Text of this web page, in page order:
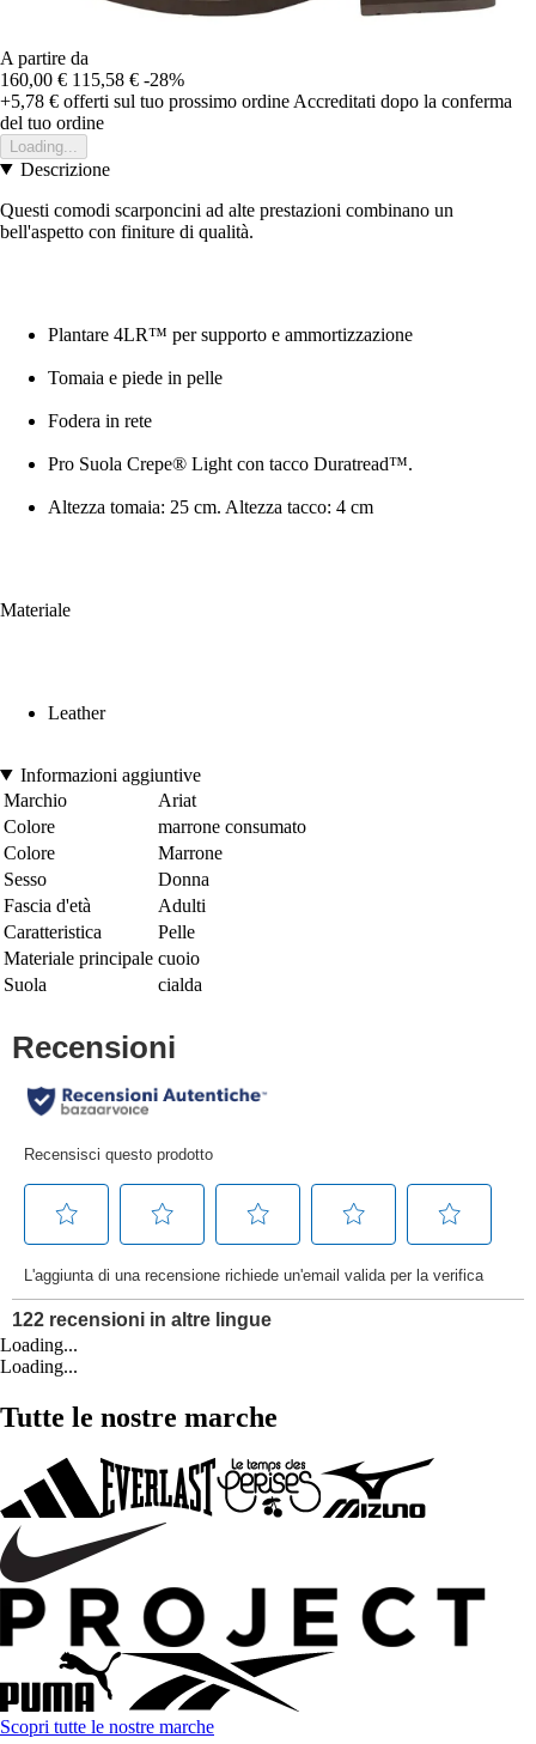
A partire da
160,00 € 115,58 € -28%
+5,78 € offerti sul tuo prossimo ordine Accreditati dopo la conferma
del tuo ordine
Loading...
Descrizione
Questi comodi scarponcini ad alte prestazioni combinano un
bell'aspetto con finiture di qualità.
Plantare 4LR™ per supporto e ammortizzazione
Tomaia e piede in pelle
Fodera in rete
Pro Suola Crepe® Light con tacco Duratread™.
Altezza tomaia: 25 cm. Altezza tacco: 4 cm
Materiale
Leather
Informazioni aggiuntive
Marchio
Ariat
Colore
marrone consumato
Colore
Marrone
Sesso
Donna
Fascia d'età
Adulti
Caratteristica
Pelle
Materiale principale cuoio
Suola
cialda
Loading...
Loading...
Tutte le nostre marche
Scopri tutte le nostre marche